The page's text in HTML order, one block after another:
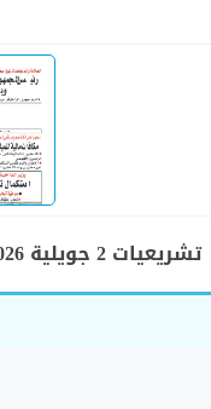
تشريعيات 2 جويلية 2026